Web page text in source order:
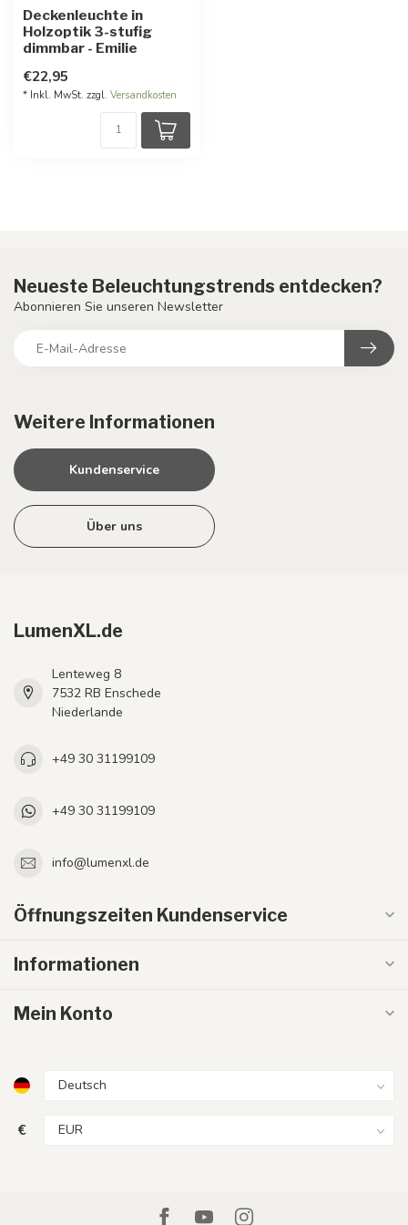
Deckenleuchte in
Holzoptik 3-stufig
dimmbar - Emilie
€22,95
* Inkl. MwSt. zzgl. Versandkosten
Weitere Informationen
Kundenservice
Über uns
Neueste Beleuchtungstrends entdecken?
Abonnieren Sie unseren Newsletter
LumenXL.de
Lenteweg 8
7532 RB Enschede
Niederlande
+49 30 31199109
+49 30 31199109
info@lumenxl.de
Öffnungszeiten Kundenservice
Informationen
Mein Konto
€